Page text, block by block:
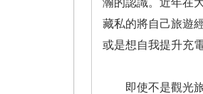
瀚的認識。近年在
藏私的將自己旅遊
或是想自我提升充
即使不是觀光旅